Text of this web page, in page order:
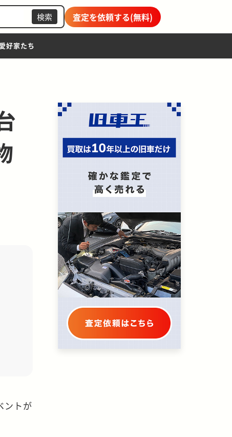
検索 査定を依頼する(無料)
好家たち
ントが